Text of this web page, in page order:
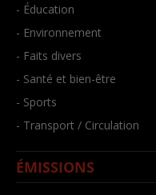
- Éducation
- Environnement
- Faits divers
- Santé et bien-être
- Sports
- Transport / Circulation
ÉMISSIONS